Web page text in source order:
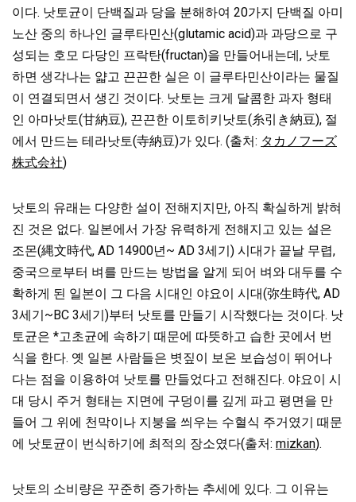
이다. 낫토균이 단백질과 당을 분해하여 20가지 단백질 아미
노산 중의 하나인 글루타민산(glutamic acid)과 과당으로 구
성되는 호모 다당인 프락탄(fructan)을 만들어내는데, 낫토
하면 생각나는 얇고 끈끈한 실은 이 글루타민산이라는 물질
이 연결되면서 생긴 것이다. 낫토는 크게 달콤한 과자 형태
인 아마낫토(甘納豆), 끈끈한 이토히키낫토(糸引き納豆), 절
에서 만드는 테라낫토(寺納豆)가 있다. (출처: タカノフーズ
株式会社)
낫토의 유래는 다양한 설이 전해지지만, 아직 확실하게 밝혀
진 것은 없다. 일본에서 가장 유력하게 전해지고 있는 설은
조몬(縄文時代, AD 14900년~ AD 3세기) 시대가 끝날 무렵,
중국으로부터 벼를 만드는 방법을 알게 되어 벼와 대두를 수
확하게 된 일본이 그 다음 시대인 야요이 시대(弥生時代, AD
3세기~BC 3세기)부터 낫토를 만들기 시작했다는 것이다. 낫
토균은 *고초균에 속하기 때문에 따뜻하고 습한 곳에서 번
식을 한다. 옛 일본 사람들은 볏짚이 보온 보습성이 뛰어나
다는 점을 이용하여 낫토를 만들었다고 전해진다. 야요이 시
대 당시 주거 형태는 지면에 구덩이를 깊게 파고 평면을 만
들어 그 위에 천막이나 지붕을 씌우는 수혈식 주거였기 때문
에 낫토균이 번식하기에 최적의 장소였다(출처: mizkan).
낫토의 소비량은 꾸준히 증가하는 추세에 있다. 그 이유는